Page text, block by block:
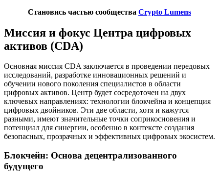
Становись частью сообщества Crypto Lumens
Миссия и фокус Центра цифровых
активов (CDA)
Основная миссия CDA заключается в проведении передовых
исследований, разработке инновационных решений и
обучении нового поколения специалистов в области
цифровых активов. Центр будет сосредоточен на двух
ключевых направлениях: технологии блокчейна и концепция
цифровых двойников. Эти две области, хотя и кажутся
разными, имеют значительные точки соприкосновения и
потенциал для синергии, особенно в контексте создания
безопасных, прозрачных и эффективных цифровых экосистем.
Блокчейн: Основа децентрализованного
будущего